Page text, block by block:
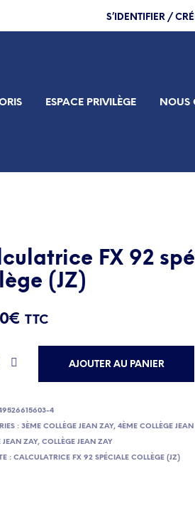
S’IDENTIFIER /
ESPACE PRIVILÈGE NOUS
FX 92
(JZ)
€ TTC
AJOUTER AU PANIER
4
:3ÈME COLLÈGE JEAN ZAY,4ÈME COLLÈGE
JEAN ZAY,COLLÈGE JEAN ZAY
:CALCULATRICE FX 92 SPÉCIALE COLLÈGE (JZ)